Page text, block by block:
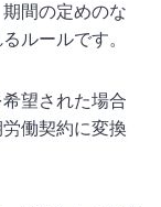
間の定めのな
ルールです。
望された場合
働契約に変換